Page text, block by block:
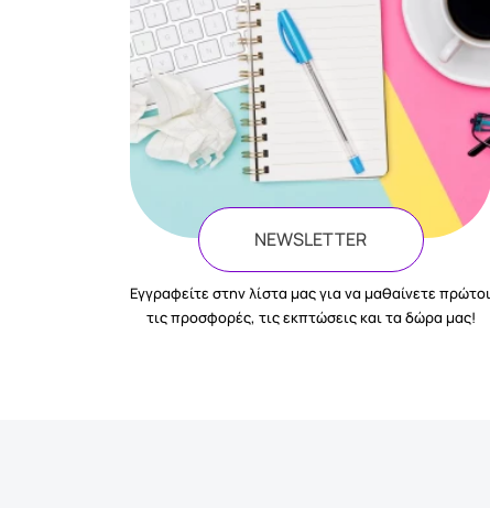
NEWSLETTER
Eγγραφείτε στην λίστα μας για να μαθαίνετε πρώτοι
τις προσφορές, τις εκπτώσεις και τα δώρα μας!